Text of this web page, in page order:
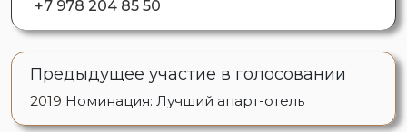
+7 978 204 85 50
Предыдущее участие в голосовании
2019 Номинация: Лучший апарт-отель